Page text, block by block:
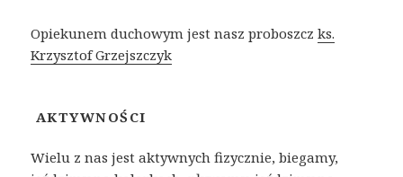
Opiekunem duchowym jest nasz proboszczks.
Krzysztof Grzejszczyk
AKTYWNOŚCI
Wielu z nas jest aktywnych fizycznie, biegamy,